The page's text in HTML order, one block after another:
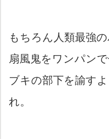
もちろん人類最強
扇風鬼をワンパン
ブキの部下を諭す
れ。